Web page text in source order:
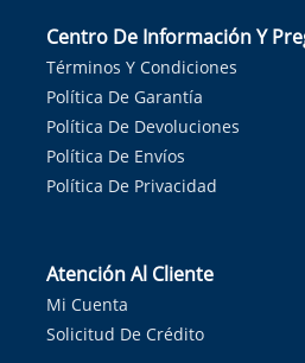
Centro De Información Y
Términos Y Condiciones
Política De Garantía
Política De Devoluciones
Política De Envíos
Política De Privacidad
Atención Al Cliente
Mi Cuenta
Solicitud De Crédito